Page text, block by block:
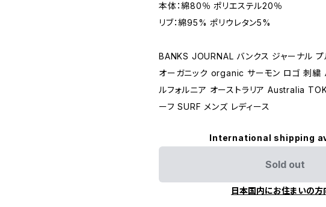
本体：綿80％ ポリエステル20％
リブ：綿95% ポリウレタン5%
BANKS JOURNAL バンクス ジャーナル
オーガニック organic サーモン ロゴ 刺繍
ルフォルニア オーストラリア Australia
ーフ SURF メンズ レディース
International shipping
Sold out
日本国内にお住まいの方